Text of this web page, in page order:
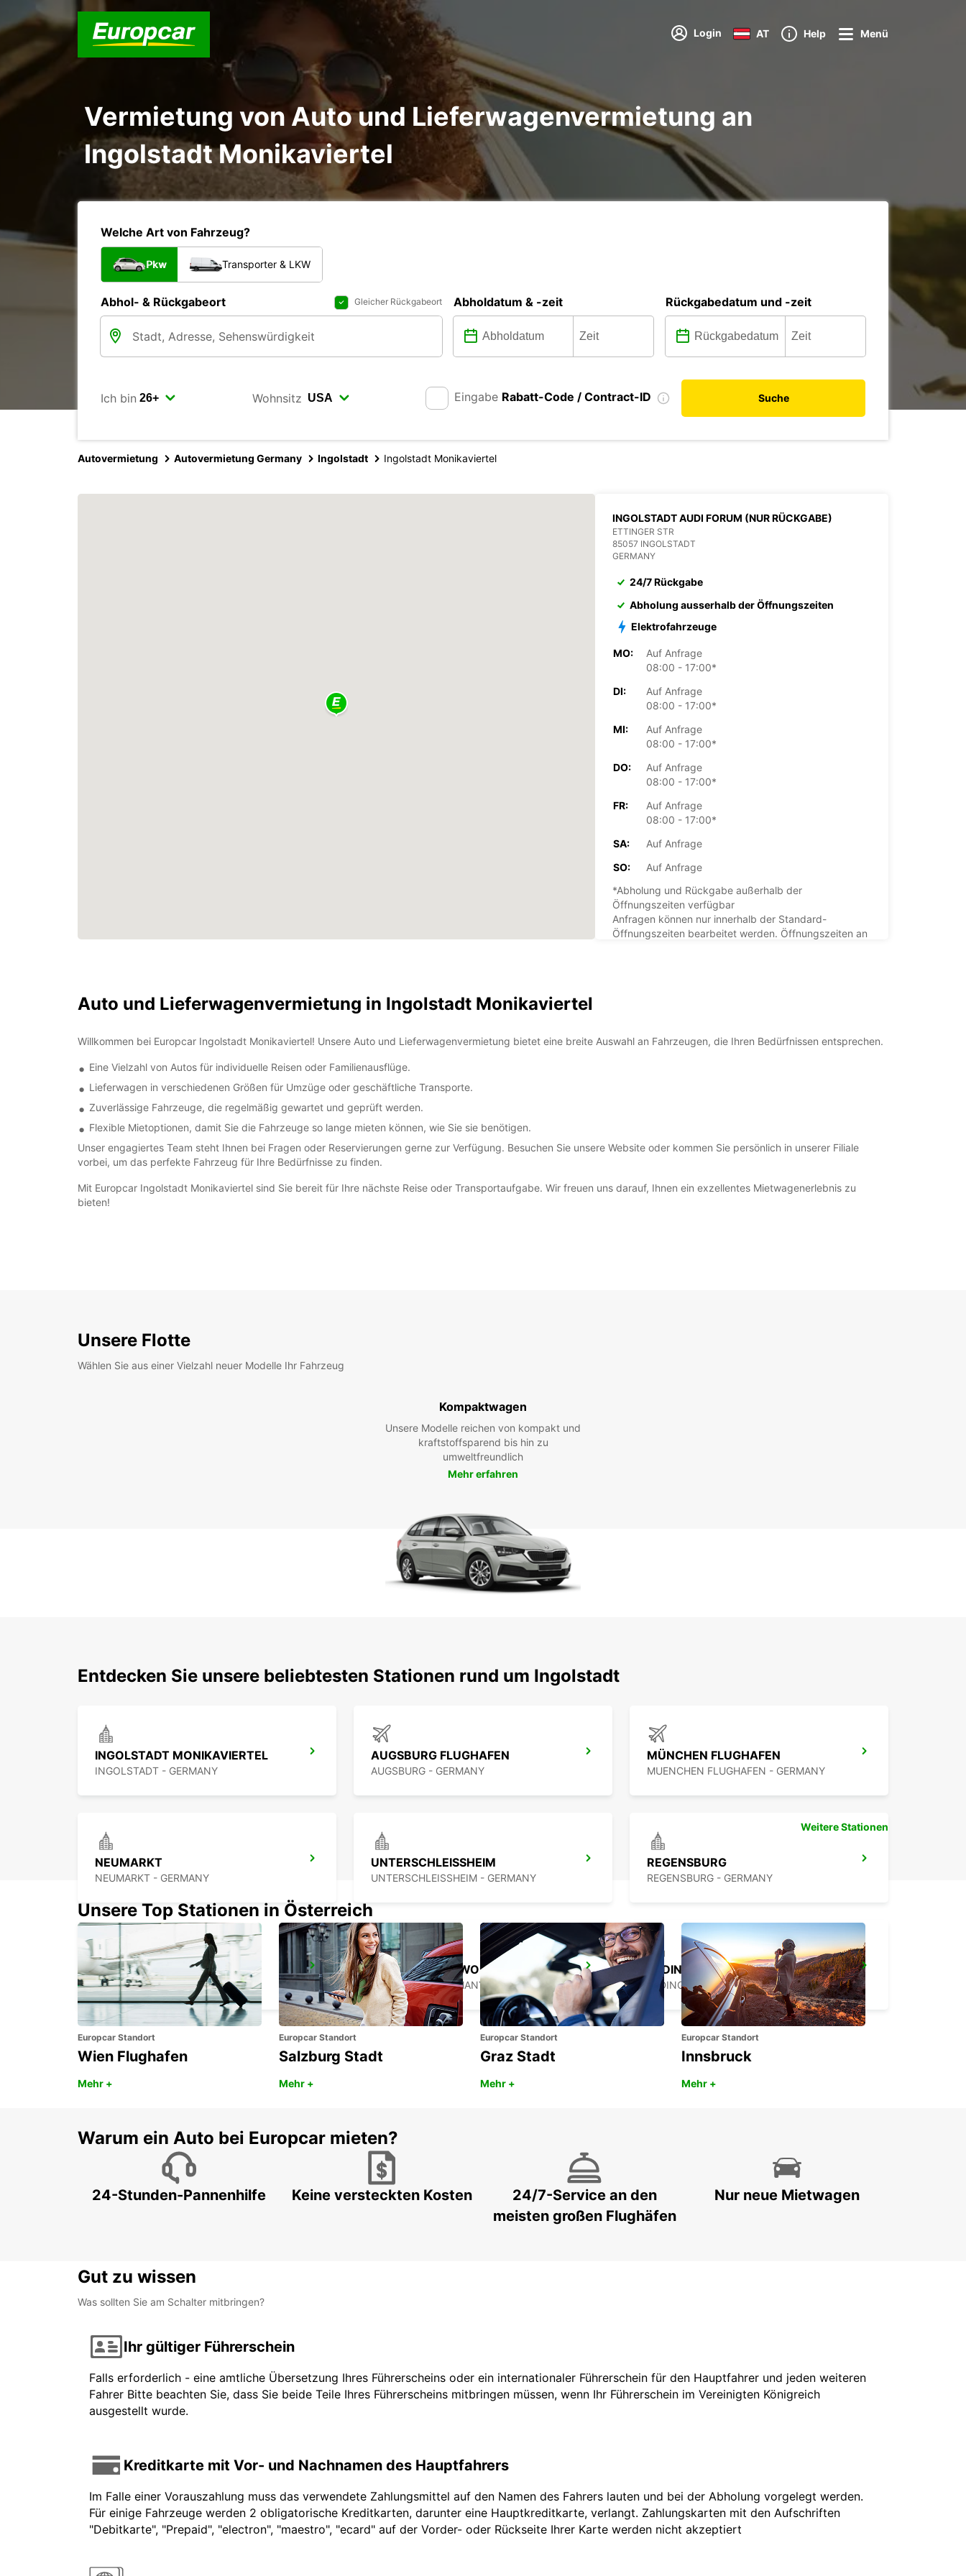
Login AT Help Menü
Vermietung von Auto und Lieferwagenvermietung an
Ingolstadt Monikaviertel
Welche Art von Fahrzeug?
Pkw Transporter & LKW
Abhol- & Rückgabeort Gleicher Rückgabeort Abholdatum & -zeit Rückgabedatum und -zeit
Ich bin Wohnsitz Eingabe Rabatt-Code / Contract-ID Suche
Autovermietung Autovermietung Germany Ingolstadt Ingolstadt Monikaviertel
INGOLSTADT AUDI FORUM (NUR RÜCKGABE)
ETTINGER STR
85057 INGOLSTADT
GERMANY
24/7 Rückgabe
Abholung ausserhalb der Öffnungszeiten
Elektrofahrzeuge
MO:
Auf Anfrage
08:00 - 17:00*
DI:
Auf Anfrage
08:00 - 17:00*
MI:
Auf Anfrage
08:00 - 17:00*
DO:
Auf Anfrage
08:00 - 17:00*
FR:
Auf Anfrage
08:00 - 17:00*
SA:
Auf Anfrage
SO:
Auf Anfrage
*Abholung und Rückgabe außerhalb der
Öffnungszeiten verfügbar
Anfragen können nur innerhalb der Standard-
Öffnungszeiten bearbeitet werden. Öffnungszeiten an
Auto und Lieferwagenvermietung in Ingolstadt Monikaviertel
Willkommen bei Europcar Ingolstadt Monikaviertel! Unsere Auto und Lieferwagenvermietung bietet eine breite Auswahl an Fahrzeugen, die Ihren Bedürfnissen entsprechen.
Eine Vielzahl von Autos für individuelle Reisen oder Familienausflüge.
Lieferwagen in verschiedenen Größen für Umzüge oder geschäftliche Transporte.
Zuverlässige Fahrzeuge, die regelmäßig gewartet und geprüft werden.
Flexible Mietoptionen, damit Sie die Fahrzeuge so lange mieten können, wie Sie sie benötigen.
Unser engagiertes Team steht Ihnen bei Fragen oder Reservierungen gerne zur Verfügung. Besuchen Sie unsere Website oder kommen Sie persönlich in unserer Filiale
vorbei, um das perfekte Fahrzeug für Ihre Bedürfnisse zu finden.
Mit Europcar Ingolstadt Monikaviertel sind Sie bereit für Ihre nächste Reise oder Transportaufgabe. Wir freuen uns darauf, Ihnen ein exzellentes Mietwagenerlebnis zu
bieten!
Unsere Flotte
Wählen Sie aus einer Vielzahl neuer Modelle Ihr Fahrzeug
Kompaktwagen
Unsere Modelle reichen von kompakt und
kraftstoffsparend bis hin zu
umweltfreundlich
Mehr erfahren
Entdecken Sie unsere beliebtesten Stationen rund um Ingolstadt
INGOLSTADT MONIKAVIERTEL
INGOLSTADT - GERMANY
AUGSBURG FLUGHAFEN
AUGSBURG - GERMANY
MÜNCHEN FLUGHAFEN
MUENCHEN FLUGHAFEN - GERMANY
NEUMARKT
NEUMARKT - GERMANY
UNTERSCHLEISSHEIM
UNTERSCHLEISSHEIM - GERMANY
REGENSBURG
REGENSBURG - GERMANY
AUGSBURG
AUGSBURG - GERMANY
LANDSHUT ST. WOLFGANG
LANDSHUT - GERMANY
ERDING
ERDING - GERMANY
Weitere Stationen
Unsere Top Stationen in Österreich
Europcar Standort
Wien Flughafen
Mehr +
Europcar Standort
Salzburg Stadt
Mehr +
Europcar Standort
Graz Stadt
Mehr +
Europcar Standort
Innsbruck
Mehr +
Warum ein Auto bei Europcar mieten?
24-Stunden-Pannenhilfe Keine versteckten Kosten
24/7-Service an den
meisten großen Flughäfen
Nur neue Mietwagen
Gut zu wissen
Was sollten Sie am Schalter mitbringen?
Ihr gültiger Führerschein
Falls erforderlich - eine amtliche Übersetzung Ihres Führerscheins oder ein internationaler Führerschein für den Hauptfahrer und jeden weiteren
Fahrer Bitte beachten Sie, dass Sie beide Teile Ihres Führerscheins mitbringen müssen, wenn Ihr Führerschein im Vereinigten Königreich
ausgestellt wurde.
Kreditkarte mit Vor- und Nachnamen des Hauptfahrers
Im Falle einer Vorauszahlung muss das verwendete Zahlungsmittel auf den Namen des Fahrers lauten und bei der Abholung vorgelegt werden.
Für einige Fahrzeuge werden 2 obligatorische Kreditkarten, darunter eine Hauptkreditkarte, verlangt. Zahlungskarten mit den Aufschriften
"Debitkarte", "Prepaid", "electron", "maestro", "ecard" auf der Vorder- oder Rückseite Ihrer Karte werden nicht akzeptiert